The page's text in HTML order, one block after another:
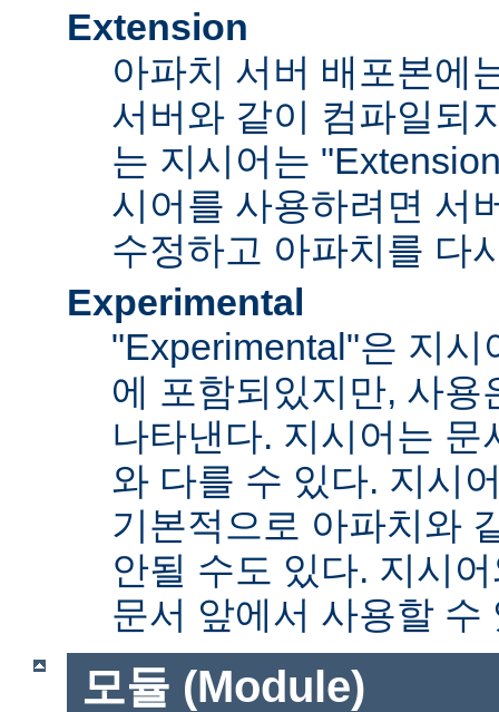
Extension
아파치 서버 배포본에
서버와 같이 컴파일되
는 지시어는
시어를 사용하려면 서
수정하고 아파치를 다
Experimental
"Experimental"은 지시
에 포함되있지만, 사용
나타낸다. 지시어는
와 다를 수 있다. 지시
기본적으로 아파치와
안될 수도 있다. 지시
문서 앞에서 사용할 수
모듈 (Module)